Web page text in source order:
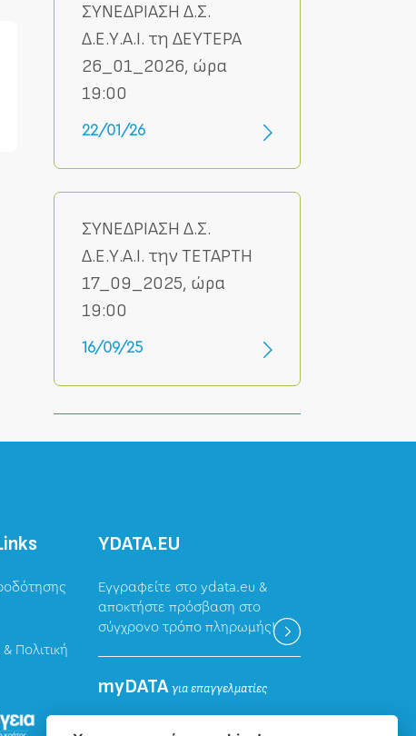
ΣΥΝΕΔΡΙΑΣΗ Δ.Σ.
Δ.Ε.Υ.Α.Ι. τη ΔΕΥΤΕΡΑ
26_01_2026, ώρα
19:00
22/01/26
ΣΥΝΕΔΡΙΑΣΗ Δ.Σ.
Δ.Ε.Υ.Α.Ι. την ΤΕΤΑΡΤΗ
17_09_2025, ώρα
19:00
16/09/25
Πολιτική
ΥDATA.EU
Εγγραφείτε στο ydata.eu &
αποκτήστε πρόσβαση στο
σύγχρονο τρόπο πληρωμής!
myDATAγια επαγγελματίες
Καταχώρηση δεδομένων